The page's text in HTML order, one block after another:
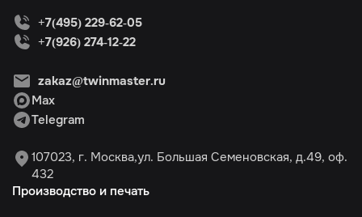
+7(495) 229-62-05
+7(926) 274-12-22
zakaz@twinmaster.ru
Max
Telegram
107023, г. Москва,ул. Большая Семеновская, д.49, оф.
432
Производство и печать